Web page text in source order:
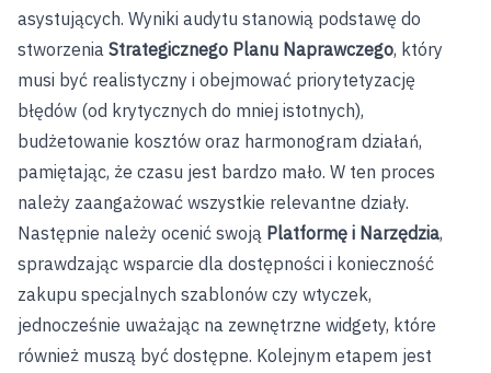
asystujących. Wyniki audytu stanowią podstawę do
stworzenia Strategicznego Planu Naprawczego, który
musi być realistyczny i obejmować priorytetyzację
błędów (od krytycznych do mniej istotnych),
budżetowanie kosztów oraz harmonogram działań,
pamiętając, że czasu jest bardzo mało. W ten proces
należy zaangażować wszystkie relevantne działy.
Następnie należy ocenić swoją Platformę i Narzędzia,
sprawdzając wsparcie dla dostępności i konieczność
zakupu specjalnych szablonów czy wtyczek,
jednocześnie uważając na zewnętrzne widgety, które
również muszą być dostępne. Kolejnym etapem jest